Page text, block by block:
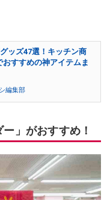
ッズ47選！キッチン商
おすすめの神アイテムま
編集部
」がおすすめ！